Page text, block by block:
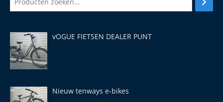
vOGUE FIETSEN DEALER PUNT
Nieuw tenways e-bikes